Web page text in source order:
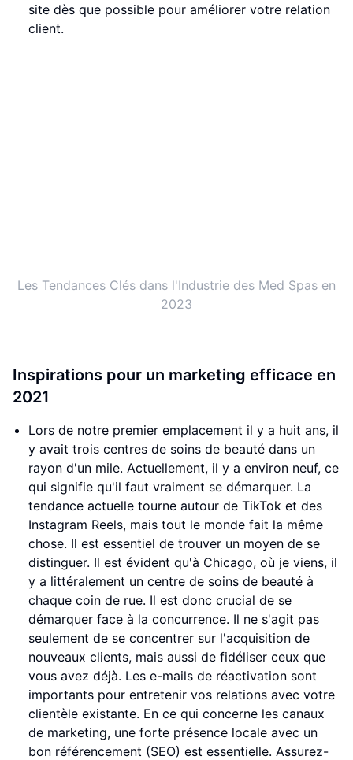
site dès que possible pour améliorer votre relation
client.
Les Tendances Clés dans l'Industrie des Med Spas en
2023
Inspirations pour un marketing efficace en
2021
Lors de notre premier emplacement il y a huit ans, il
y avait trois centres de soins de beauté dans un
rayon d'un mile. Actuellement, il y a environ neuf, ce
qui signifie qu'il faut vraiment se démarquer. La
tendance actuelle tourne autour de TikTok et des
Instagram Reels, mais tout le monde fait la même
chose. Il est essentiel de trouver un moyen de se
distinguer. Il est évident qu'à Chicago, où je viens, il
y a littéralement un centre de soins de beauté à
chaque coin de rue. Il est donc crucial de se
démarquer face à la concurrence. Il ne s'agit pas
seulement de se concentrer sur l'acquisition de
nouveaux clients, mais aussi de fidéliser ceux que
vous avez déjà. Les e-mails de réactivation sont
importants pour entretenir vos relations avec votre
clientèle existante. En ce qui concerne les canaux
de marketing, une forte présence locale avec un
bon référencement (SEO) est essentielle. Assurez-